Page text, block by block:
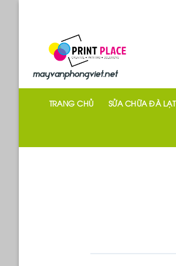
TRANG CHỦ SỬA CHỮA ĐÀ LẠT